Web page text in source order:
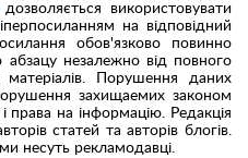
дозволяється використовувати
на відповідний
обов'язково повинно
незалежно від повного
матеріалів. Порушення даних
захищаемих законом
права на інформацію. Редакція
статей та авторів блогів.
несуть рекламодавці.